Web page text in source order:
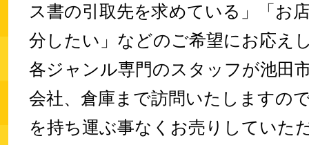
ス書の引取先を求めている」「お
分したい」などのご希望にお応え
各ジャンル専門のスタッフが池田
会社、倉庫まで訪問いたしますの
を持ち運ぶ事なくお売りしていた